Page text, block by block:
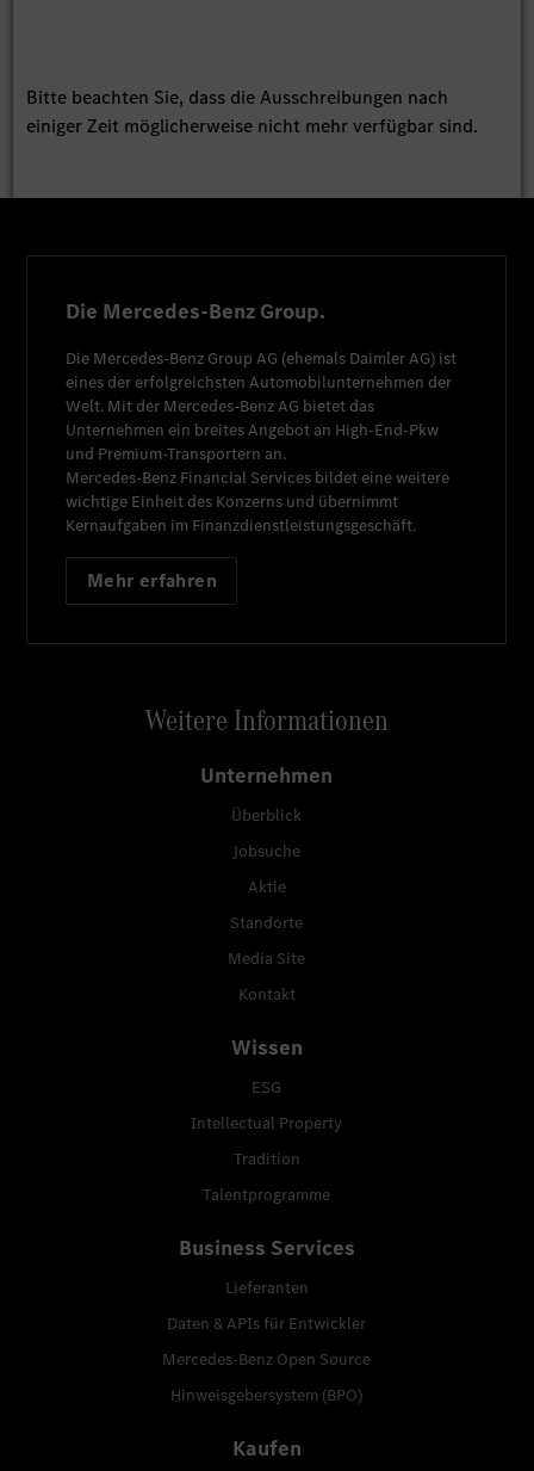
Bitte beachten Sie, dass die Ausschreibungen nach
einiger Zeit möglicherweise nicht mehr verfügbar sind.
Die Mercedes-Benz Group.
Die Mercedes-Benz Group AG (ehemals Daimler AG) ist
eines der erfolgreichsten Automobilunternehmen der
Welt. Mit der Mercedes-Benz AG bietet das
Unternehmen ein breites Angebot an High-End-Pkw
und Premium-Transportern an.
Mercedes-Benz Financial Services bildet eine weitere
wichtige Einheit des Konzerns und übernimmt
Kernaufgaben im Finanzdienstleistungsgeschäft.
Mehr erfahren
Weitere Informationen
Unternehmen
Überblick
Jobsuche
Aktie
Standorte
Media Site
Kontakt
Wissen
ESG
Intellectual Property
Tradition
Talentprogramme
Business Services
Lieferanten
Daten & APIs für Entwickler
Mercedes-Benz Open Source
Hinweisgebersystem (BPO)
Kaufen